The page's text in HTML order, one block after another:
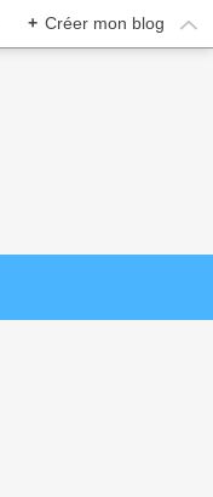
+ Créer mon blog